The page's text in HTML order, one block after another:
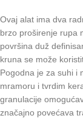
Ovaj alat ima dva
brzo proširenje rupa
površina duž
kruna se može
Pogodna je za suhi i
mramoru i tvrdim
granulacije
značajno povećava